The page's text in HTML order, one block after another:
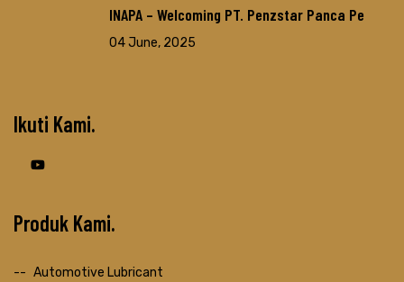
INAPA – Welcoming PT. Penzstar Panca Pe
04 June, 2025
Ikuti Kami
Produk Kami
Automotive Lubricant